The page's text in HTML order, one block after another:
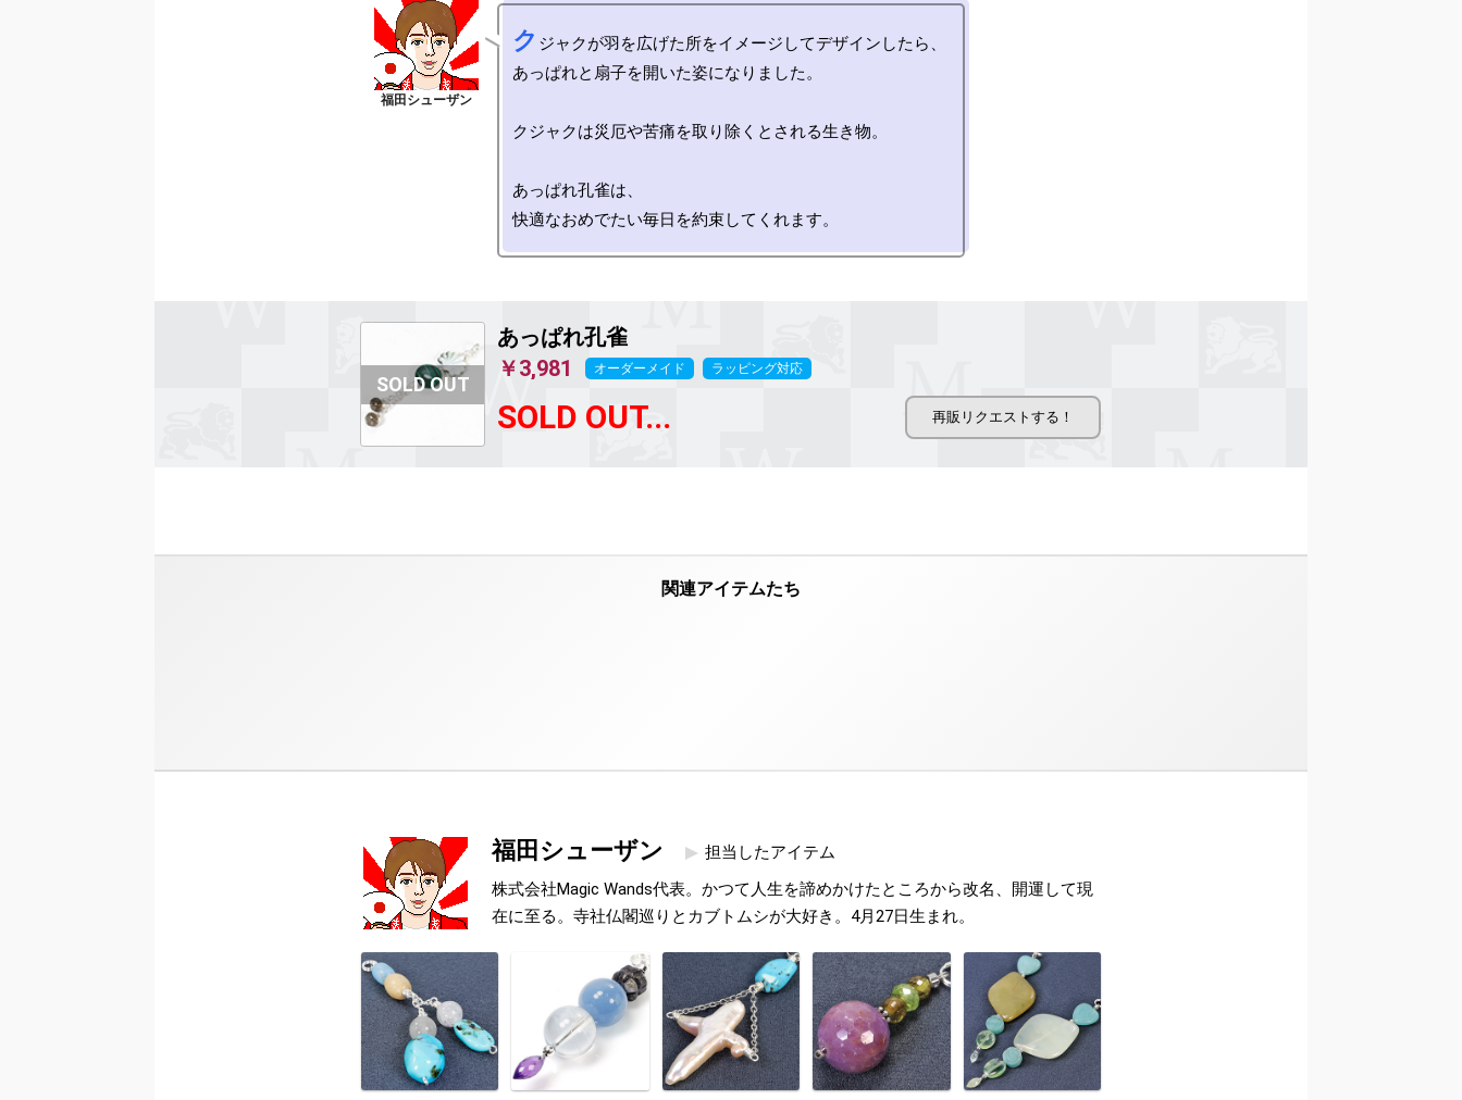
ク ジャクが羽を広げた所をイメージしてデザインしたら、
あっぱれと扇子を開いた姿になりました。
クジャクは災厄や苦痛を取り除くとされる生き物。
あっぱれ孔雀は、
あっぱれ孔雀
￥3,981
オーダーメイド ラッピング対応
SOLD OUT...
福田シューザン
担当したアイテム
株式会社Magic Wands代表。かつて人生を諦めかけたところから改名、開運して現
在に至る。寺社仏閣巡りとカブトムシが大好き。4月27日生まれ。